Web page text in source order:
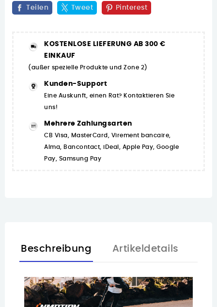
Teilen Tweet Pinterest
KOSTENLOSE LIEFERUNG AB 300 €
EINKAUF
(außer spezielle Produkte und Zone 2)
Kunden-Support
Eine Auskunft, einen Rat? Kontaktieren Sie
uns!
Mehrere Zahlungsarten
CB Visa, MasterCard, Virement bancaire,
Alma, Bancontact, iDeal, Apple Pay, Google
Pay, Samsung Pay
Beschreibung Artikeldetails